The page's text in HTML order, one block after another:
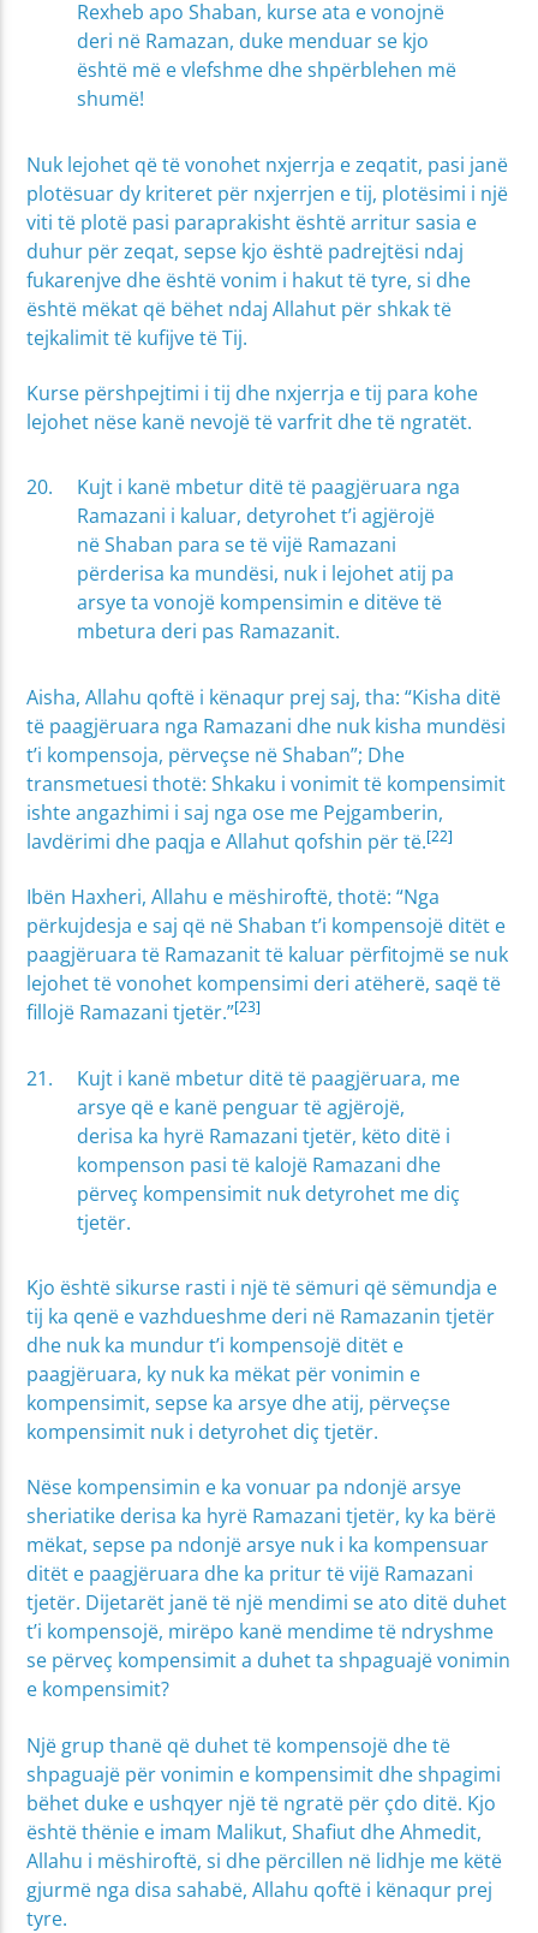
Rexheb apo Shaban, kurse ata e vonojnë
deri në Ramazan, duke menduar se kjo
është më e vlefshme dhe shpërblehen më
shumë!
Nuk lejohet që të vonohet nxjerrja e zeqatit, pasi janë
plotësuar dy kriteret për nxjerrjen e tij, plotësimi i një
viti të plotë pasi paraprakisht është arritur sasia e
duhur për zeqat, sepse kjo është padrejtësi ndaj
fukarenjve dhe është vonim i hakut të tyre, si dhe
është mëkat që bëhet ndaj Allahut për shkak të
tejkalimit të kufijve të Tij.
Kurse përshpejtimi i tij dhe nxjerrja e tij para kohe
lejohet nëse kanë nevojë të varfrit dhe të ngratët.
Kujt i kanë mbetur ditë të paagjëruara nga
Ramazani i kaluar, detyrohet t’i agjërojë
në Shaban para se të vijë Ramazani
përderisa ka mundësi, nuk i lejohet atij pa
arsye ta vonojë kompensimin e ditëve të
mbetura deri pas Ramazanit.
Aisha, Allahu qoftë i kënaqur prej saj, tha: “Kisha ditë
të paagjëruara nga Ramazani dhe nuk kisha mundësi
t’i kompensoja, përveçse në Shaban”; Dhe
transmetuesi thotë: Shkaku i vonimit të kompensimit
ishte angazhimi i saj nga ose me Pejgamberin,
lavdërimi dhe paqja e Allahut qofshin për të.[22]
Ibën Haxheri, Allahu e mëshiroftë, thotë: “Nga
përkujdesja e saj që në Shaban t’i kompensojë ditët e
paagjëruara të Ramazanit të kaluar përfitojmë se nuk
lejohet të vonohet kompensimi deri atëherë, saqë të
fillojë Ramazani tjetër.”[23]
Kujt i kanë mbetur ditë të paagjëruara, me
arsye që e kanë penguar të agjërojë,
derisa ka hyrë Ramazani tjetër, këto ditë i
kompenson pasi të kalojë Ramazani dhe
përveç kompensimit nuk detyrohet me diç
tjetër.
Kjo është sikurse rasti i një të sëmuri që sëmundja e
tij ka qenë e vazhdueshme deri në Ramazanin tjetër
dhe nuk ka mundur t’i kompensojë ditët e
paagjëruara, ky nuk ka mëkat për vonimin e
kompensimit, sepse ka arsye dhe atij, përveçse
kompensimit nuk i detyrohet diç tjetër.
Nëse kompensimin e ka vonuar pa ndonjë arsye
sheriatike derisa ka hyrë Ramazani tjetër, ky ka bërë
mëkat, sepse pa ndonjë arsye nuk i ka kompensuar
ditët e paagjëruara dhe ka pritur të vijë Ramazani
tjetër. Dijetarët janë të një mendimi se ato ditë duhet
t’i kompensojë, mirëpo kanë mendime të ndryshme
se përveç kompensimit a duhet ta shpaguajë vonimin
e kompensimit?
Një grup thanë që duhet të kompensojë dhe të
shpaguajë për vonimin e kompensimit dhe shpagimi
bëhet duke e ushqyer një të ngratë për çdo ditë. Kjo
është thënie e imam Malikut, Shafiut dhe Ahmedit,
Allahu i mëshiroftë, si dhe përcillen në lidhje me këtë
gjurmë nga disa sahabë, Allahu qoftë i kënaqur prej
tyre.